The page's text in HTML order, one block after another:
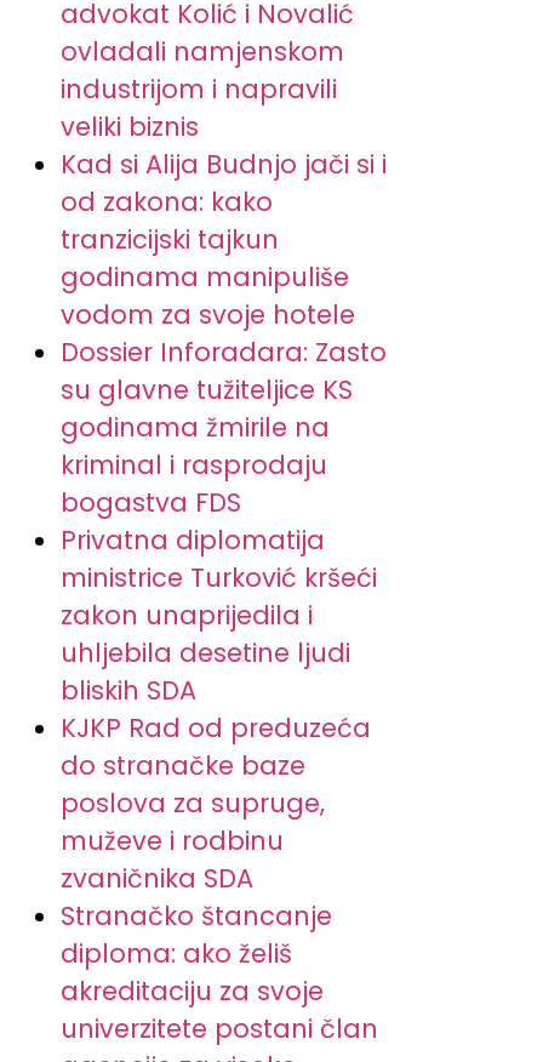
advokat Kolić i Novalić
ovladali namjenskom
industrijom i napravili
veliki biznis
Kad si Alija Budnjo jači si i
od zakona: kako
tranzicijski tajkun
godinama manipuliše
vodom za svoje hotele
Dossier Inforadara: Zasto
su glavne tužiteljice KS
godinama žmirile na
kriminal i rasprodaju
bogastva FDS
Privatna diplomatija
ministrice Turković kršeći
zakon unaprijedila i
uhljebila desetine ljudi
bliskih SDA
KJKP Rad od preduzeća
do stranačke baze
poslova za supruge,
muževe i rodbinu
zvaničnika SDA
Stranačko štancanje
diploma: ako želiš
akreditaciju za svoje
univerzitete postani član